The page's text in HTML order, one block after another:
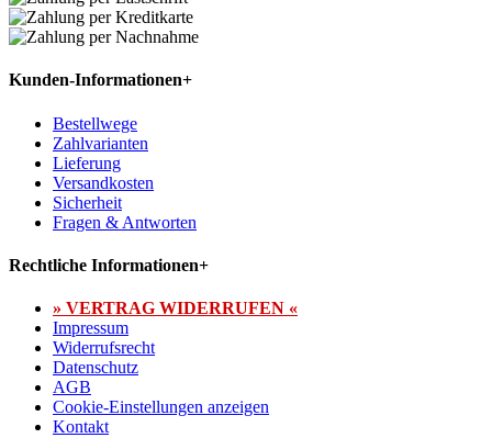
Kunden-Informationen+
Bestellwege
Zahlvarianten
Lieferung
Versandkosten
Sicherheit
Fragen & Antworten
Rechtliche Informationen+
» VERTRAG WIDERRUFEN «
Impressum
Widerrufsrecht
Datenschutz
AGB
Cookie-Einstellungen anzeigen
Kontakt